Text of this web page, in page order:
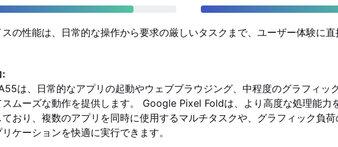
の性能は、日常的な操作から要求の厳しいタスクまで、ユーザー体験に直
:
は、日常的なアプリの起動やウェブブラウジング、中程度のグラフィッ
スムーズな動作を提供します。 Google Pixel Foldは、より高度な処理能力
ており、複数のアプリを同時に使用するマルチタスクや、グラフィック負
ケーションを快適に実行できます。